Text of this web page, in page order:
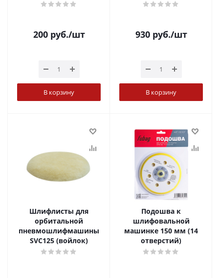
200руб./шт
В корзину
930руб./шт
В корзину
Шлифлисты для
орбитальной
пневмошлифмашины
SVC125 (войлок)
Подошва к
шлифовальной
машинке 150 мм (14
отверстий)